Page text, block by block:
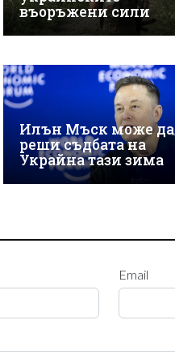
въоръжени сили
Илън Мъск може да
реши съдбата на
Украйна тази зима
Email